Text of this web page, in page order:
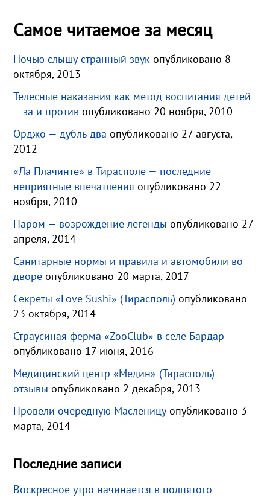
Самое читаемое за месяц
Ночью слышу странный звук опубликовано 8
октября, 2013
Телесные наказания как метод воспитания детей
– за и против опубликовано 20 ноября, 2010
Орджо — дубль два опубликовано 27 августа,
2012
«Ла Плачинте» в Тирасполе — последние
неприятные впечатления опубликовано 22
ноября, 2010
Паром — возрождение легенды опубликовано 27
апреля, 2014
Санитарные нормы и правила и автомобили во
дворе опубликовано 20 марта, 2017
Секреты «Love Sushi» (Тирасполь) опубликовано
23 октября, 2014
Страусиная ферма «ZooClub» в селе Бардар
опубликовано 17 июня, 2016
Медицинский центр «Медин» (Тирасполь) —
отзывы опубликовано 2 декабря, 2013
Провели очередную Масленицу опубликовано 3
марта, 2014
Последние записи
Воскресное утро начинается в полпятого